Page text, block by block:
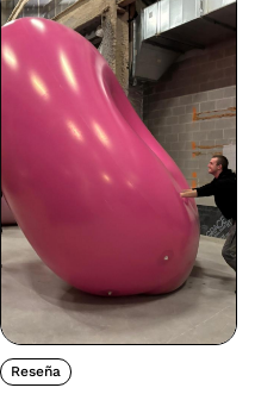
Reseña